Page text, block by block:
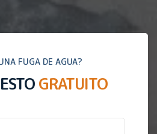
FUGA DE AGUA?
GRATUITO